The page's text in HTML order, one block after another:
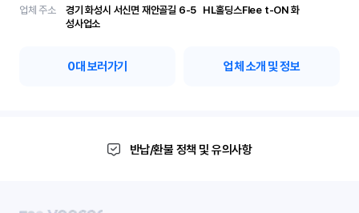
업체 주소
경기 화성시 서신면 재안골길 6-5	 HL홀딩스Flee t-ON 화
성사업소
0대 보러가기 업체 소개 및 정보
반납/환불 정책 및 유의사항